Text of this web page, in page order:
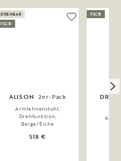
ALISON 2er-Pack
Armlehnenstuhl,
Drehfunktion,
Beige/Eiche
518 €
DREHBAR
FSC®
FSC®